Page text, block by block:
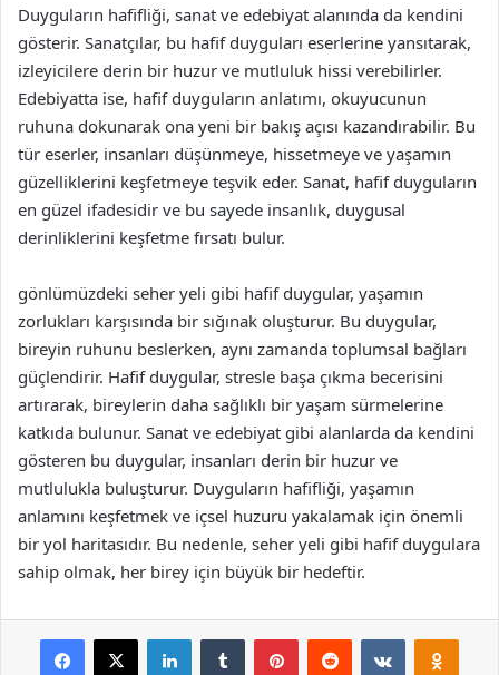
Duyguların hafifliği, sanat ve edebiyat alanında da kendini
gösterir. Sanatçılar, bu hafif duyguları eserlerine yansıtarak,
izleyicilere derin bir huzur ve mutluluk hissi verebilirler.
Edebiyatta ise, hafif duyguların anlatımı, okuyucunun
ruhuna dokunarak ona yeni bir bakış açısı kazandırabilir. Bu
tür eserler, insanları düşünmeye, hissetmeye ve yaşamın
güzelliklerini keşfetmeye teşvik eder. Sanat, hafif duyguların
en güzel ifadesidir ve bu sayede insanlık, duygusal
derinliklerini keşfetme fırsatı bulur.
gönlümüzdeki seher yeli gibi hafif duygular, yaşamın
zorlukları karşısında bir sığınak oluşturur. Bu duygular,
bireyin ruhunu beslerken, aynı zamanda toplumsal bağları
güçlendirir. Hafif duygular, stresle başa çıkma becerisini
artırarak, bireylerin daha sağlıklı bir yaşam sürmelerine
katkıda bulunur. Sanat ve edebiyat gibi alanlarda da kendini
gösteren bu duygular, insanları derin bir huzur ve
mutlulukla buluşturur. Duyguların hafifliği, yaşamın
anlamını keşfetmek ve içsel huzuru yakalamak için önemli
bir yol haritasıdır. Bu nedenle, seher yeli gibi hafif duygulara
sahip olmak, her birey için büyük bir hedeftir.
Facebook
X LinkedInTumblr PinterestReddit VKontakte